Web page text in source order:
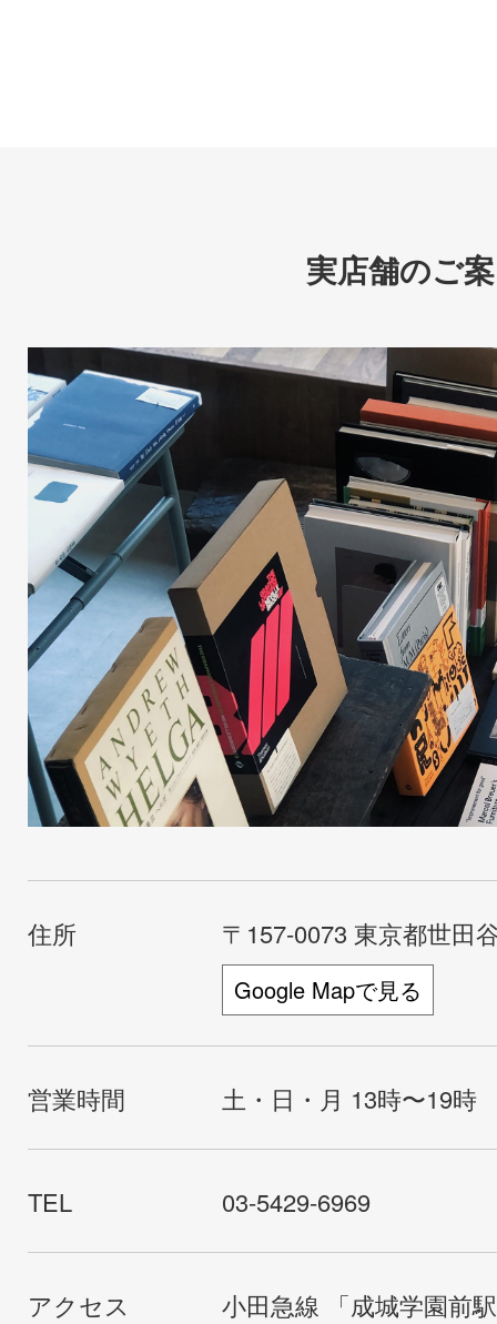
実店舗のご
住所 〒157-0073 東京都世田
Google Mapで見る
営業時間 土・日・月 13時〜19時
TEL 03-5429-6969
アクセス 小田急線 「成城学園前